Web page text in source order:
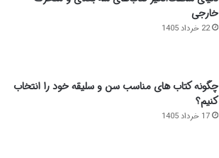
خارجی
22 خرداد 1405
چگونه کتاب های مناسب سن و سلیقه خود را انتخاب
کنیم؟
17 خرداد 1405